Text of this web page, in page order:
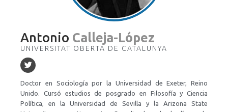
Antonio Calleja-López
UNIVERSITAT OBERTA DE CATALUNYA
Doctor en Sociología por la Universidad de Exeter, Reino
Unido. Cursó estudios de posgrado en Filosofía y Ciencia
Política, en la Universidad de Sevilla y la Arizona State